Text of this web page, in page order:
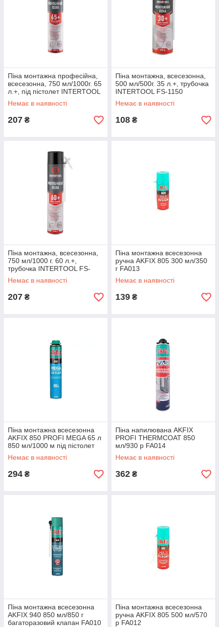
Піна монтажна професійна,
всесезонна, 750 мл/1000г. 65
л.+, під пістолет INTERTOOL
FS-1010
Немає в наявності
207 ₴
Піна монтажна, всесезонна,
500 мл/500г. 35 л.+, трубочка
INTERTOOL FS-1150
Немає в наявності
108 ₴
Піна монтажна, всесезонна,
750 мл/1000 г. 60 л.+,
трубочка INTERTOOL FS-
1100
Немає в наявності
207 ₴
Піна монтажна всесезонна
ручна AKFIX 805 300 мл/350
г FA013
Немає в наявності
139 ₴
Піна монтажна всесезонна
AKFIX 850 PROFI MEGA 65 л
850 мл/1000 м під пістолет
FA007
Немає в наявності
294 ₴
Піна напилювана AKFIX
PROFI THERMCOAT 850
мл/930 р FA014
Немає в наявності
362 ₴
Піна монтажна всесезонна
AKFIX 940 850 мл/850 г
багаторазовий клапан FA010
Піна монтажна всесезонна
ручна AKFIX 805 500 мл/570
р FA012